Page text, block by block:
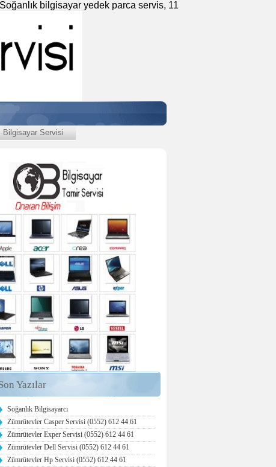
bilgisayar yedek parca servis, 11
Bilgisayar Servisi
Yazılar
Soğanlık Bilgisayarcı
Zümrütevler Casper Servisi (0552) 612 44 61
Zümrütevler Exper Servisi (0552) 612 44 61
Zümrütevler Dell Servisi (0552) 612 44 61
Zümrütevler Hp Servisi (0552) 612 44 61